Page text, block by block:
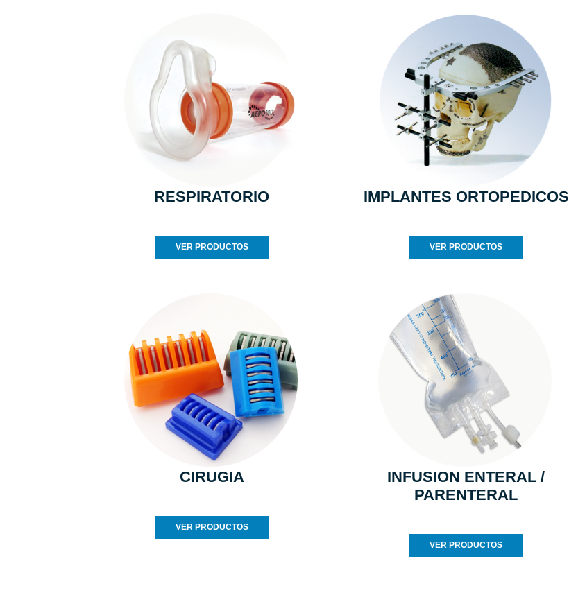
RESPIRATORIO
VER PRODUCTOS
IMPLANTES ORTOPEDICOS
VER PRODUCTOS
CIRUGIA
VER PRODUCTOS
INFUSION ENTERAL /
PARENTERAL
VER PRODUCTOS